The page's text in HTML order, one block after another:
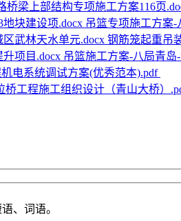
桥梁上部结构专项施工方案116页
吊篮专项施工方案-
钢筋笼起重吊
吊篮施工方案-八局青
电系统调试方案(优秀范本).pdf
桥工程施工组织设计（青山大桥）
、词语。